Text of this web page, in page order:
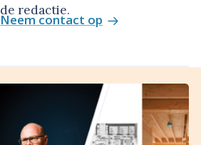
de redactie.
Neem contact op